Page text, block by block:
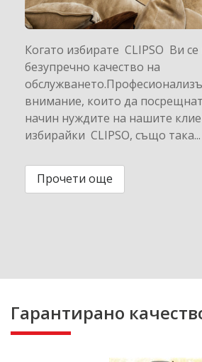
Когато избирате CLIPSO Ви се
безупречно качество на
внимание, които да
начин нуждите на нашите
избирайки CLIPSO, също така...
Прочети още
Гарантирано